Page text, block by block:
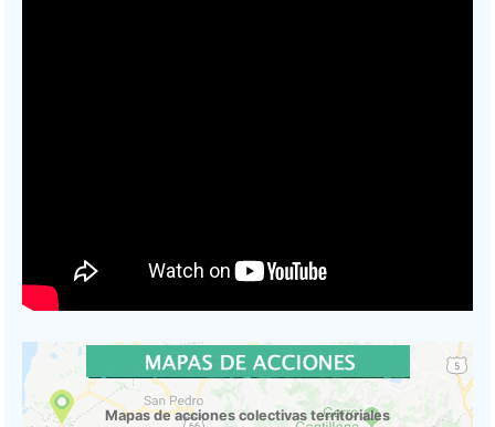
Mapas de acciones colectivas territoriales